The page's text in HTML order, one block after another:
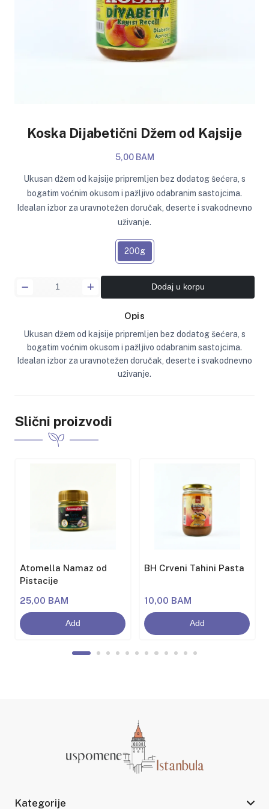
Koska Dijabetični Džem od Kajsije
5,00 BAM
Ukusan džem od kajsije pripremljen bez dodatog šećera, s
bogatim voćnim okusom i pažljivo odabranim sastojcima.
Idealan izbor za uravnotežen doručak, deserte i svakodnevno
uživanje.
200g
Dodaj u korpu
Opis
Ukusan džem od kajsije pripremljen bez dodatog šećera, s
bogatim voćnim okusom i pažljivo odabranim sastojcima.
Idealan izbor za uravnotežen doručak, deserte i svakodnevno
uživanje.
Slični proizvodi
Atomella Namaz od
Pistacije
25,00 BAM
Add
BH Crveni Tahini Pasta
10,00 BAM
Add
Kategorije